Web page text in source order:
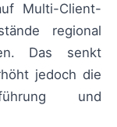
Multi-Client-
regional
Das senkt
jedoch die
und